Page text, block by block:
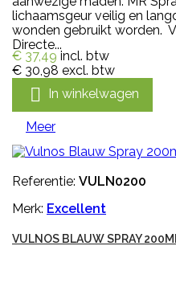
lichaamsgeur veilig en
wonden gebruikt worden.
Directe...
€ 37,49 incl. btw
€ 30,98 excl. btw
 In winkelwagen
Meer
Referentie: VULN0200
Merk: Excellent
VULNOS BLAUW SPRAY